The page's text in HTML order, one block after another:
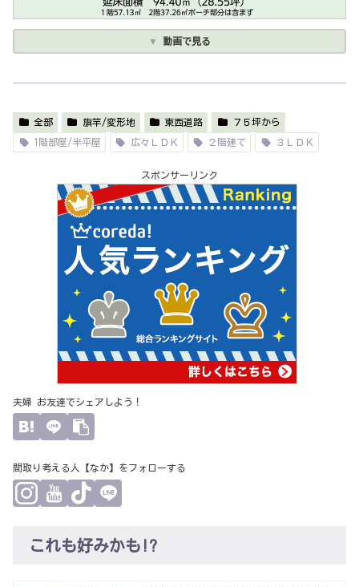
動画で見る
全部 旗竿/変形地 東西道路 ７５坪から
1階部屋/半平屋 広々ＬＤＫ ２階建て ３ＬＤＫ
スポンサーリンク
夫婦 お友達でシェアしよう！
間取り考える人【なか】をフォローする
これも好みかも!?